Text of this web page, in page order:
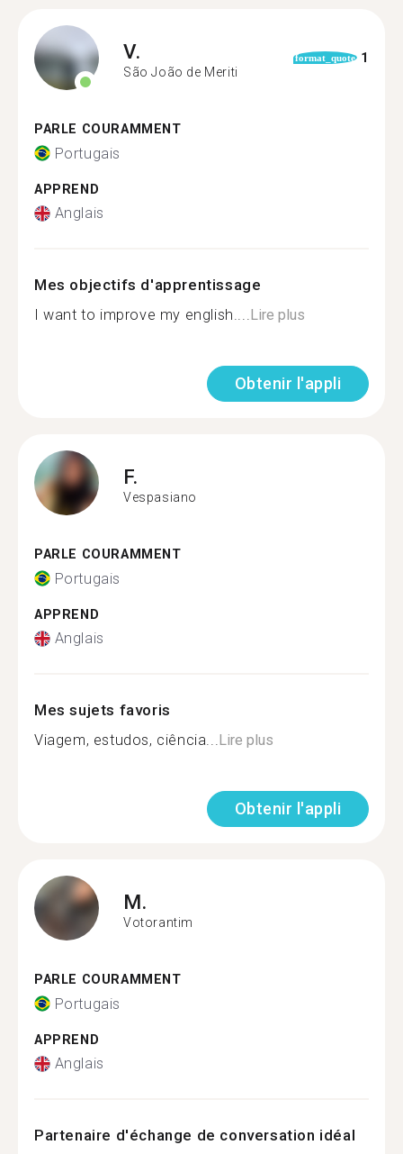
V.
São João de Meriti
format_quote 1
PARLE COURAMMENT
Portugais
APPREND
Anglais
Mes objectifs d'apprentissage
I want to improve my english....Lire plus
Obtenir l'appli
F.
Vespasiano
PARLE COURAMMENT
Portugais
APPREND
Anglais
Mes sujets favoris
Viagem, estudos, ciência...Lire plus
Obtenir l'appli
M.
Votorantim
PARLE COURAMMENT
Portugais
APPREND
Anglais
Partenaire d'échange de conversation idéal